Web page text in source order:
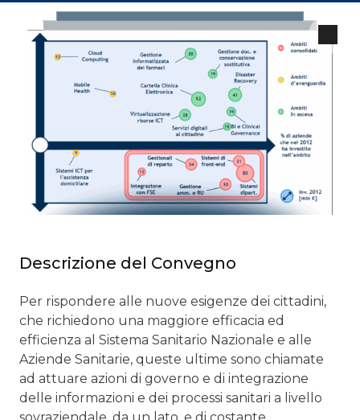
Descrizione del Convegno
Per rispondere alle nuove esigenze dei cittadini,
che richiedono una maggiore efficacia ed
efficienza al Sistema Sanitario Nazionale e alle
Aziende Sanitarie, queste ultime sono chiamate
ad attuare azioni di governo e di integrazione
delle informazioni e dei processi sanitari a livello
sovraziendale, da un lato, e di costante